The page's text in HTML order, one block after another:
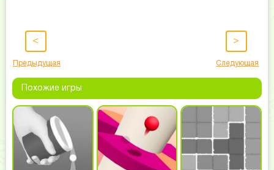
<
Предыдущая
>
Следующая
Похожие игры